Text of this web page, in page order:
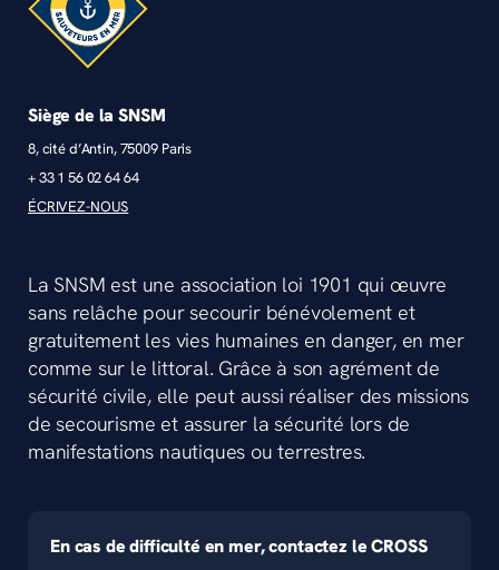
Siège de la SNSM
8, cité d’Antin, 75009 Paris
+ 33 1 56 02 64 64
ÉCRIVEZ-NOUS
La SNSM est une association loi 1901 qui œuvre
sans relâche pour secourir bénévolement et
gratuitement les vies humaines en danger, en mer
comme sur le littoral. Grâce à son agrément de
sécurité civile, elle peut aussi réaliser des missions
de secourisme et assurer la sécurité lors de
manifestations nautiques ou terrestres.
En cas de difficulté en mer, contactez le CROSS